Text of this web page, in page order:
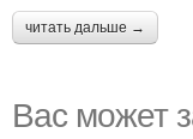
читать дальше →
Вас может